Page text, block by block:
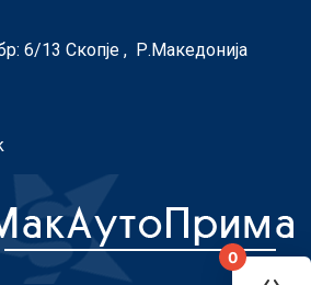
6/13 Скопје , Р.Македонија
0